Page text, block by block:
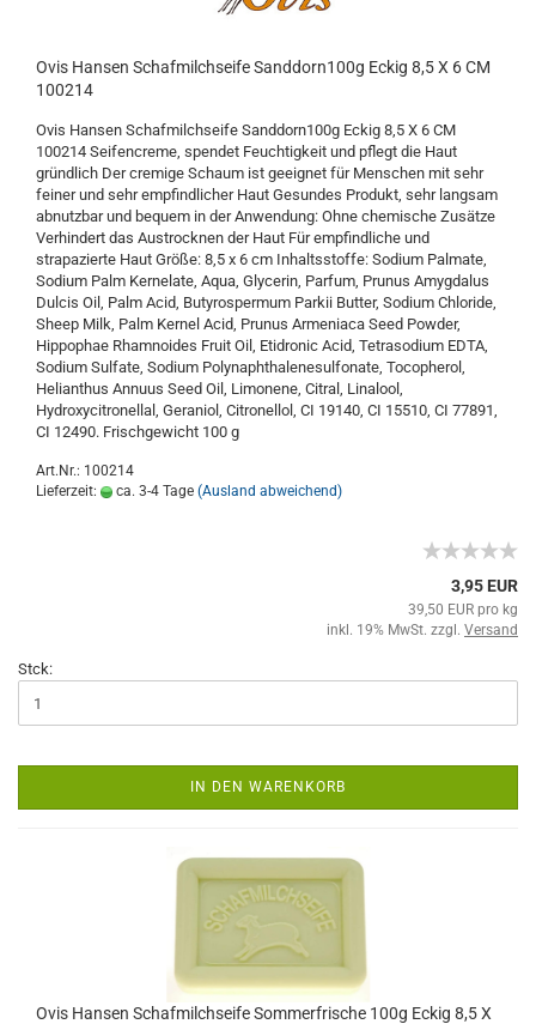
Ovis Hansen Schafmilchseife Sanddorn100g Eckig 8,5 X 6 CM
100214
Ovis Hansen Schafmilchseife Sanddorn100g Eckig 8,5 X 6 CM
100214 Seifencreme, spendet Feuchtigkeit und pflegt die Haut
gründlich Der cremige Schaum ist geeignet für Menschen mit sehr
feiner und sehr empfindlicher Haut Gesundes Produkt, sehr langsam
abnutzbar und bequem in der Anwendung: Ohne chemische Zusätze
Verhindert das Austrocknen der Haut Für empfindliche und
strapazierte Haut Größe: 8,5 x 6 cm Inhaltsstoffe: Sodium Palmate,
Sodium Palm Kernelate, Aqua, Glycerin, Parfum, Prunus Amygdalus
Dulcis Oil, Palm Acid, Butyrospermum Parkii Butter, Sodium Chloride,
Sheep Milk, Palm Kernel Acid, Prunus Armeniaca Seed Powder,
Hippophae Rhamnoides Fruit Oil, Etidronic Acid, Tetrasodium EDTA,
Sodium Sulfate, Sodium Polynaphthalenesulfonate, Tocopherol,
Helianthus Annuus Seed Oil, Limonene, Citral, Linalool,
Hydroxycitronellal, Geraniol, Citronellol, CI 19140, CI 15510, CI 77891,
CI 12490. Frischgewicht 100 g
Art.Nr.: 100214
Lieferzeit:
ca. 3-4 Tage (Ausland abweichend)
3,95 EUR
39,50 EUR pro kg
inkl. 19% MwSt. zzgl. Versand
Stck:
IN DEN WARENKORB
Ovis Hansen Schafmilchseife Sommerfrische 100g Eckig 8,5 X